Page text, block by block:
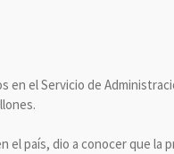
el Servicio de
el país, dio a conocer que la